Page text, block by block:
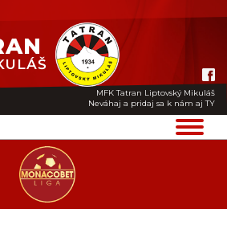
MFK Tatran Liptovský Mikuláš
Neváhaj a pridaj sa k nám aj TY